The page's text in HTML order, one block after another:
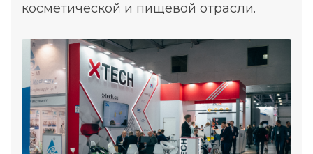
косметической и пищевой отрасли.